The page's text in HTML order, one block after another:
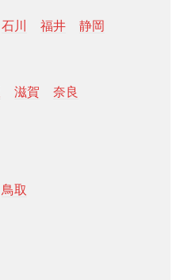
石川 福井 静岡
滋賀 奈良
鳥取